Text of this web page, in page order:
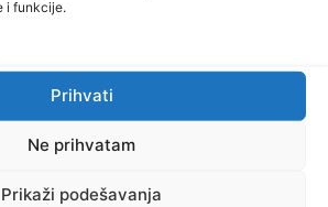
i funkcije.
Prihvati
Ne prihvatam
Prikaži podešavanja
oko osam hektara šume
TV RASPORED